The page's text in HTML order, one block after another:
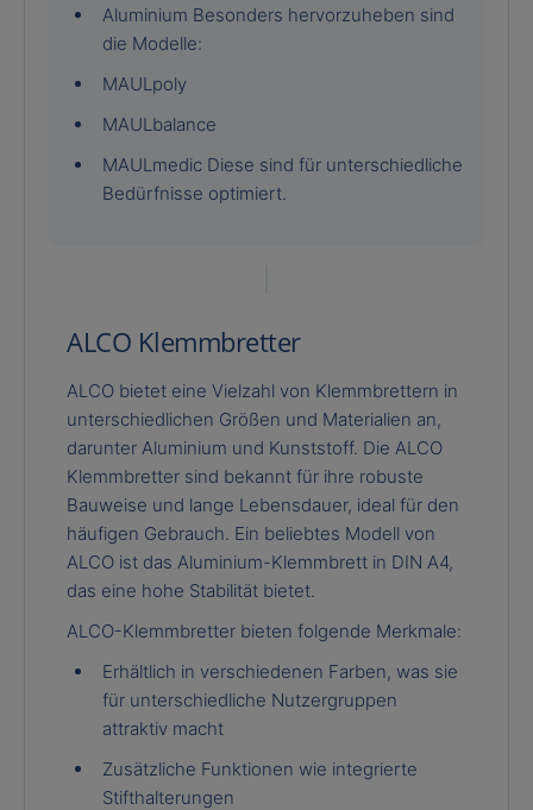
Aluminium Besonders hervorzuheben sind
die Modelle:
MAULpoly
MAULbalance
MAULmedic Diese sind für unterschiedliche
Bedürfnisse optimiert.
ALCO Klemmbretter
ALCO bietet eine Vielzahl von Klemmbrettern in
unterschiedlichen Größen und Materialien an,
darunter Aluminium und Kunststoff. Die ALCO
Klemmbretter sind bekannt für ihre robuste
Bauweise und lange Lebensdauer, ideal für den
häufigen Gebrauch. Ein beliebtes Modell von
ALCO ist das Aluminium-Klemmbrett in DIN A4,
das eine hohe Stabilität bietet.
ALCO-Klemmbretter bieten folgende Merkmale:
Erhältlich in verschiedenen Farben, was sie
für unterschiedliche Nutzergruppen
attraktiv macht
Zusätzliche Funktionen wie integrierte
Stifthalterungen